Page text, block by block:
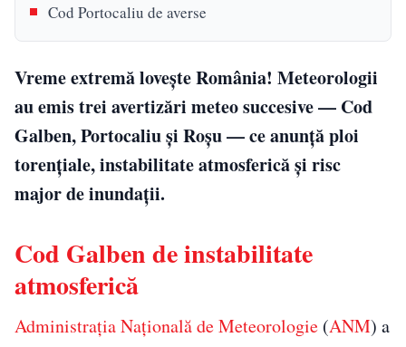
Cod Portocaliu de averse
Vreme extremă lovește România! Meteorologii
au emis trei avertizări meteo succesive — Cod
Galben, Portocaliu și Roșu — ce anunță ploi
torențiale, instabilitate atmosferică și risc
major de inundații.
Cod Galben de instabilitate
atmosferică
Administrația Națională de Meteorologie (ANM) a